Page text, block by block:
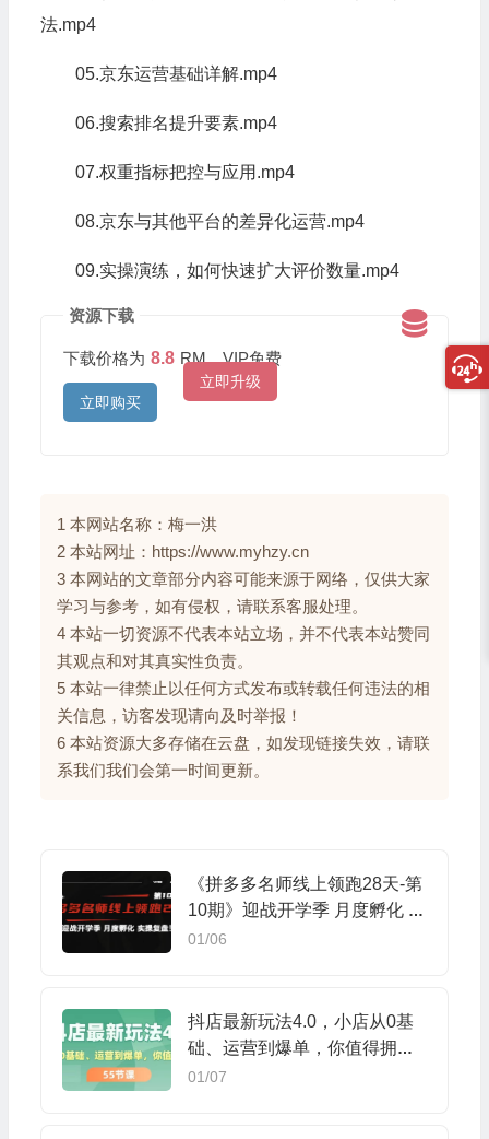
法.mp4
05.京东运营基础详解.mp4
06.搜索排名提升要素.mp4
07.权重指标把控与应用.mp4
08.京东与其他平台的差异化运营.mp4
09.实操演练，如何快速扩大评价数量.mp4
资源下载
下载价格为 8.8 RM，VIP免费
立即升级
立即购买
1 本网站名称：梅一洪
2 本站网址：https://www.myhzy.cn
3 本网站的文章部分内容可能来源于网络，仅供大家
学习与参考，如有侵权，请联系客服处理。
4 本站一切资源不代表本站立场，并不代表本站赞同
其观点和对其真实性负责。
5 本站一律禁止以任何方式发布或转载任何违法的相
关信息，访客发现请向及时举报！
6 本站资源大多存储在云盘，如发现链接失效，请联
系我们我们会第一时间更新。
《拼多多名师线上领跑28天-第
10期》迎战开学季 月度孵化 实
操复盘！
01/06
抖店最新玩法4.0，小店从0基
础、运营到爆单，你值得拥有
（55节）
01/07